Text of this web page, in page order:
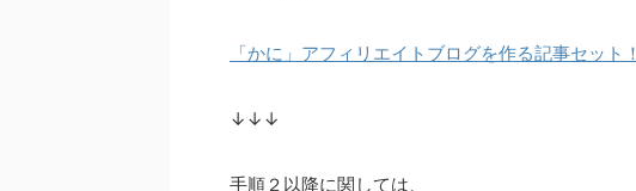
「かに」アフィリエイトブログを作る記事セット！
↓↓↓
手順２以降に関しては、